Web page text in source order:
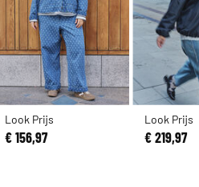
Look Prijs
€ 156,97
Look Prijs
€ 219,97